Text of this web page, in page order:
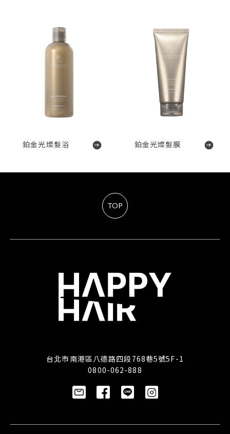
鉑金光燦髮浴 鉑金光燦髮膜
TOP
台北市南港區八德路四段768巷5號5F-1
0800-062-888